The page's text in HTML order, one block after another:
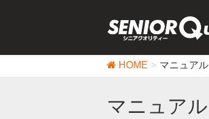
HOME マニュアル
マニュアル